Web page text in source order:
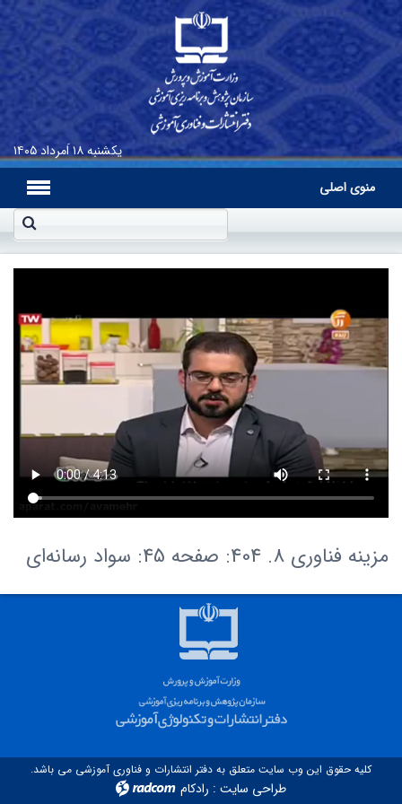
یکشنبه۱۸ اَمرداد ۱۴۰۵
منوی اصلی
مزینه فناوری 8. 404: صفحه 45: سواد رسانه‌ای‌
کلیه حقوق این وب سایت متعلق به دفتر انتشارات و فناوری آموزشی می باشد.
طراحی سایت : رادکام radcom